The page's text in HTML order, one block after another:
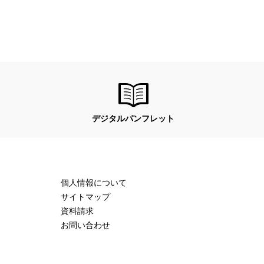
デジタルパンフレット
個人情報について
サイトマップ
資料請求
お問い合わせ